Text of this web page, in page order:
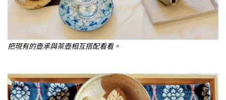
把現有的壺承與茶壺相互搭配看看。